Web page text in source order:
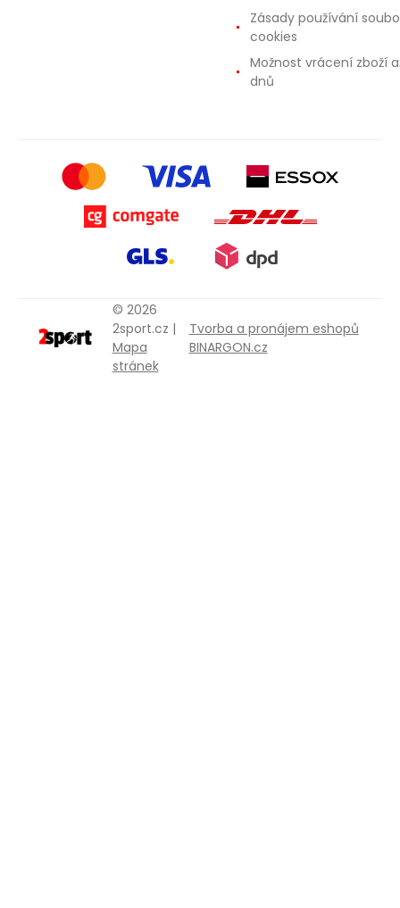
Zásady používání
cookies
Možnost vrácení zboží
dnů
© 2026
2sport.cz |
Mapa
stránek
Tvorba a pronájem eshopů
BINARGON.cz